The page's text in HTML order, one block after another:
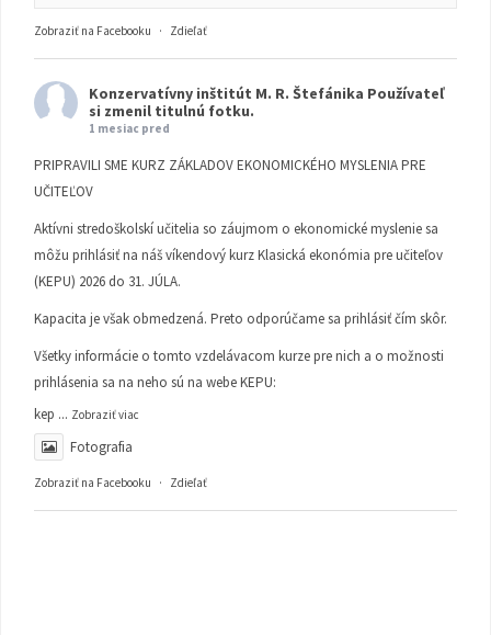
Zobraziť na Facebooku · Zdieľať
Konzervatívny inštitút M. R. Štefánika Používateľ
si zmenil titulnú fotku.
1 mesiac pred
PRIPRAVILI SME KURZ ZÁKLADOV EKONOMICKÉHO MYSLENIA PRE
UČITEĽOV
Aktívni stredoškolskí učitelia so záujmom o ekonomické myslenie sa
môžu prihlásiť na náš víkendový kurz Klasická ekonómia pre učiteľov
(KEPU) 2026 do 31. JÚLA.
Kapacita je však obmedzená. Preto odporúčame sa prihlásiť čím skôr.
Všetky informácie o tomto vzdelávacom kurze pre nich a o možnosti
prihlásenia sa na neho sú na webe KEPU:
kep ... Zobraziť viac
Fotografia
Zobraziť na Facebooku · Zdieľať